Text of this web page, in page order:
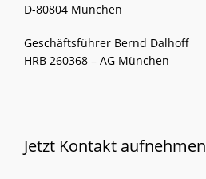
D-80804 München
Geschäftsführer Bernd Dalhoff
HRB 260368 – AG München
Jetzt Kontakt aufnehmen